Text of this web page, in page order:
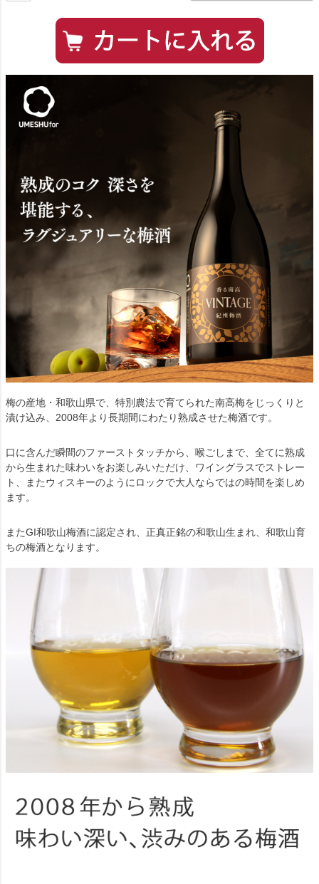
梅の産地・和歌山県で、特別農法で育てられた南高梅をじっくりと
漬け込み、2008年より長期間にわたり熟成させた梅酒です。
口に含んだ瞬間のファーストタッチから、喉ごしまで、全てに熟成
から生まれた味わいをお楽しみいただけ、ワイングラスでストレー
ト、またウィスキーのようにロックで大人ならではの時間を楽しめ
ます。
またGI和歌山梅酒に認定され、正真正銘の和歌山生まれ、和歌山育
ちの梅酒となります。